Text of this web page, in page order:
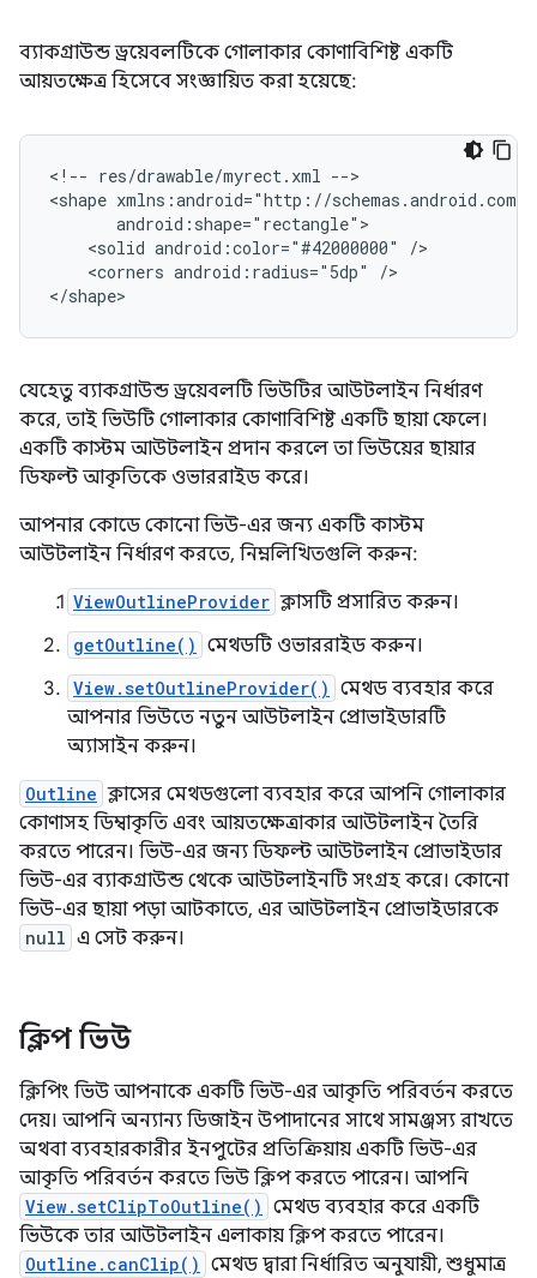
ব্যাকগ্রাউন্ড ড্রয়েবলটিকে গোলাকার কোণাবিশিষ্ট একটি
আয়তক্ষেত্র হিসেবে সংজ্ঞায়িত করা হয়েছে:
<!-- res/drawable/myrect.xml -->
<shape
<solid android:color="#42000000"
<corners android:radius="5dp"
/>
</shape>
যেহেতু ব্যাকগ্রাউন্ড ড্রয়েবলটি ভিউটির আউটলাইন নির্ধারণ
করে, তাই ভিউটি গোলাকার কোণাবিশিষ্ট একটি ছায়া ফেলে।
একটি কাস্টম আউটলাইন প্রদান করলে তা ভিউয়ের ছায়ার
ডিফল্ট আকৃতিকে ওভাররাইড করে।
আপনার কোডে কোনো ভিউ-এর জন্য একটি কাস্টম
আউটলাইন নির্ধারণ করতে, নিম্নলিখিতগুলি করুন:
ViewOutlineProvider ক্লাসটি প্রসারিত করুন।
getOutline() মেথডটি ওভাররাইড করুন।
View.setOutlineProvider() মেথড ব্যবহার করে
আপনার ভিউতে নতুন আউটলাইন প্রোভাইডারটি
অ্যাসাইন করুন।
Outline ক্লাসের মেথডগুলো ব্যবহার করে আপনি গোলাকার
কোণাসহ ডিম্বাকৃতি এবং আয়তক্ষেত্রাকার আউটলাইন তৈরি
করতে পারেন। ভিউ-এর জন্য ডিফল্ট আউটলাইন প্রোভাইডার
ভিউ-এর ব্যাকগ্রাউন্ড থেকে আউটলাইনটি সংগ্রহ করে। কোনো
ভিউ-এর ছায়া পড়া আটকাতে, এর আউটলাইন প্রোভাইডারকে
null এ সেট করুন।
ক্লিপ ভিউ
ক্লিপিং ভিউ আপনাকে একটি ভিউ-এর আকৃতি পরিবর্তন করতে
দেয়। আপনি অন্যান্য ডিজাইন উপাদানের সাথে সামঞ্জস্য রাখতে
অথবা ব্যবহারকারীর ইনপুটের প্রতিক্রিয়ায় একটি ভিউ-এর
আকৃতি পরিবর্তন করতে ভিউ ক্লিপ করতে পারেন। আপনি
View.setClipToOutline() মেথড ব্যবহার করে একটি
ভিউকে তার আউটলাইন এলাকায় ক্লিপ করতে পারেন।
Outline.canClip() মেথড দ্বারা নির্ধারিত অনুযায়ী, শুধুমাত্র